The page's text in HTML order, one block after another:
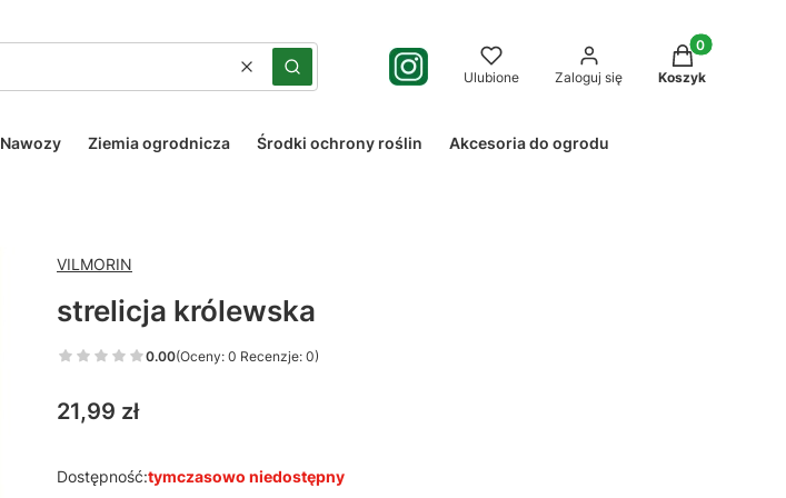
WyczyśćSzukaj Ulubione Zaloguj się
Produkty w
Koszyk
Nawozy Ziemia ogrodnicza Środki ochrony roślin Akcesoria do ogrodu
VILMORIN
strelicja królewska
0.00(Oceny: 0 Recenzje: 0)
Cena
21,99 zł
Dostępność:tymczasowo niedostępny